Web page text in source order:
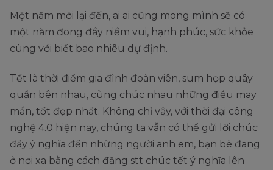
Một năm mới lại đến, ai ai cũng mong mình sẽ có
một năm đong đầy niềm vui, hạnh phúc, sức khỏe
cùng với biết bao nhiêu dự định.
Tết là thời điểm gia đình đoàn viên, sum họp quây
quần bên nhau, cùng chúc nhau những điều may
mắn, tốt đẹp nhất. Không chỉ vậy, với thời đại công
nghệ 4.0 hiện nay, chúng ta vẫn có thể gửi lời chúc
đầy ý nghĩa đến những người anh em, bạn bè đang
ở nơi xa bằng cách đăng stt chúc tết ý nghĩa lên